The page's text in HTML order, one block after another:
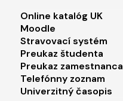
Footer menu 2
Online katalóg UK
Moodle
Stravovací systém
Preukaz študenta
Preukaz zamestnanca
Telefónny zoznam
Univerzitný časopis